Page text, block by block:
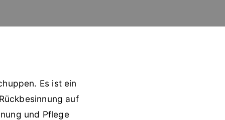
Es ist ein
auf
und Pflege